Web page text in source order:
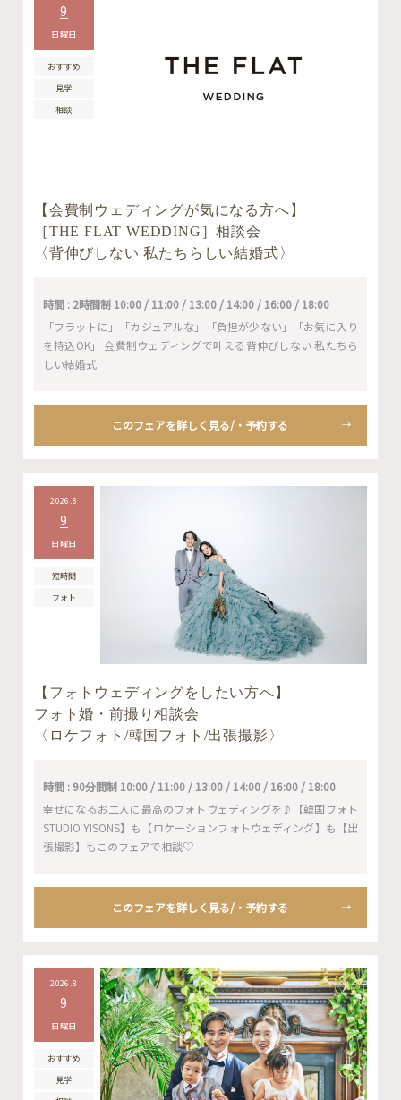
9
日曜日
おすすめ
見学
相談
【会費制ウェディングが気になる方へ】
［THE FLAT WEDDING］相談会
〈背伸びしない 私たちらしい結婚式〉
時間 : 2時間制 10:00 / 11:00 / 13:00 / 14:00 / 16:00 / 18:00
「フラットに」「カジュアルな」「負担が少ない」「お気に入り
を持込OK」 会費制ウェディングで叶える背伸びしない 私たちら
しい結婚式
このフェアを詳しく見る/・予約する
2026.8
9
日曜日
短時間
フォト
【フォトウェディングをしたい方へ】
フォト婚・前撮り相談会
〈ロケフォト/韓国フォト/出張撮影〉
時間 : 90分間制 10:00 / 11:00 / 13:00 / 14:00 / 16:00 / 18:00
幸せになるお二人に最高のフォトウェディングを♪【韓国フォト
STUDIO YISONS】も【ロケーションフォトウェディング】も【出
張撮影】もこのフェアで相談♡
このフェアを詳しく見る/・予約する
2026.8
9
日曜日
おすすめ
見学